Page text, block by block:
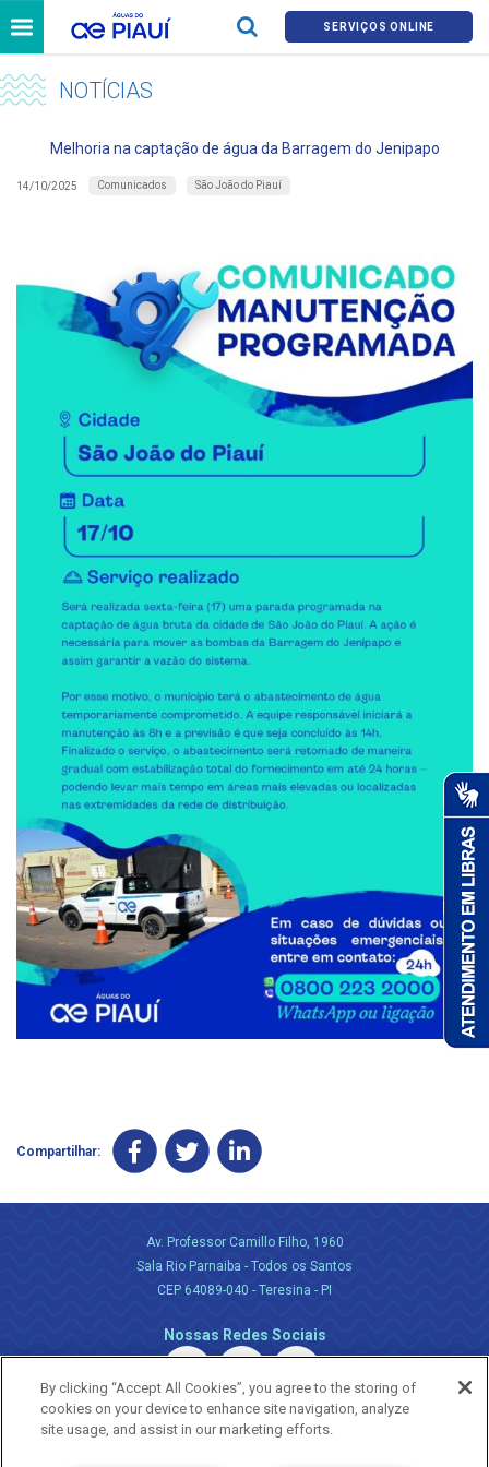
SERVIÇOS ONLINE
NOTÍCIAS
Melhoria na captação de água da Barragem do Jenipapo
14/10/2025 Comunicados São João do Piauí
Compartilhar:
Av. Professor Camillo Filho, 1960
Sala Rio Parnaiba - Todos os Santos
CEP 64089-040 - Teresina - PI
Nossas Redes Sociais
By clicking “Accept All Cookies”, you agree to the storing of
cookies on your device to enhance site navigation, analyze
site usage, and assist in our marketing efforts.